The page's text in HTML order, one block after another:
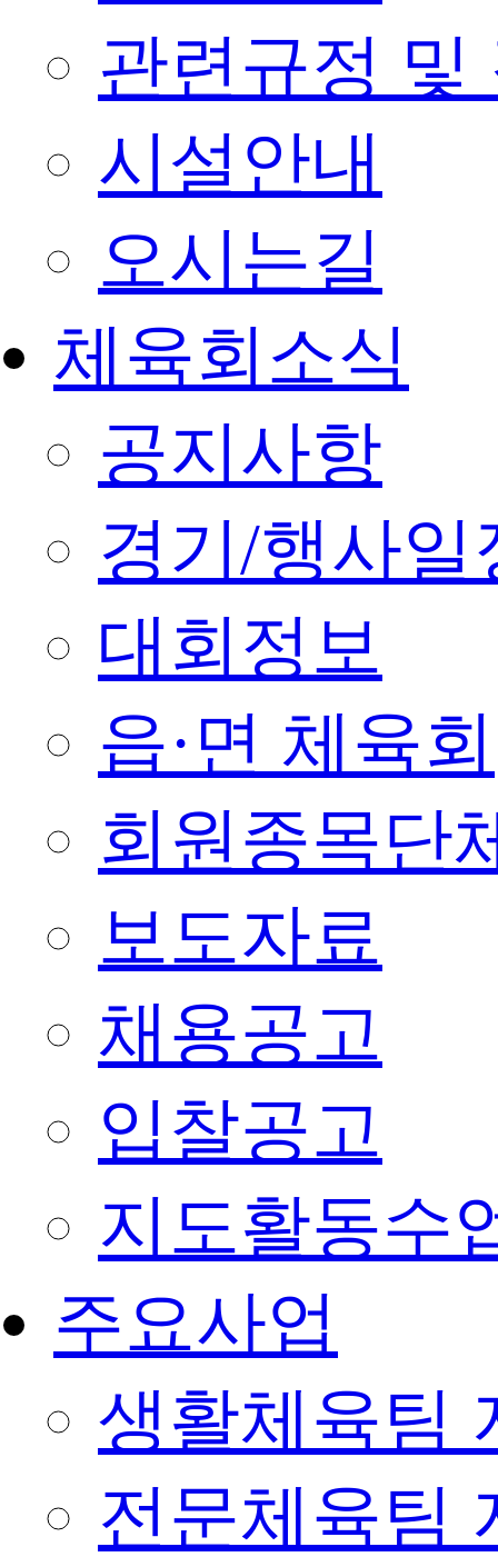
관련규정 및
시설안내
오시는길
체육회소식
공지사항
경기/행사일
대회정보
읍·면 체육회
회원종목단
보도자료
채용공고
입찰공고
지도활동수
주요사업
생활체육팀
전문체육팀